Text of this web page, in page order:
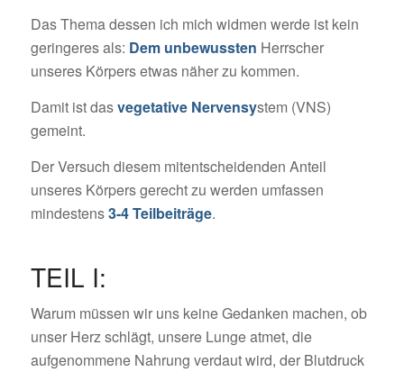
Das Thema dessen ich mich widmen werde ist kein
geringeres als: Dem unbewussten Herrscher
unseres Körpers etwas näher zu kommen.
Damit ist dasvegetative Nervensystem (VNS)
gemeint.
Der Versuch diesem mitentscheidenden Anteil
unseres Körpers gerecht zu werden umfassen
mindestens3-4 Teilbeiträge.
TEIL I:
Warum müssen wir uns keine Gedanken machen, ob
unser Herz schlägt, unsere Lunge atmet, die
aufgenommene Nahrung verdaut wird, der Blutdruck